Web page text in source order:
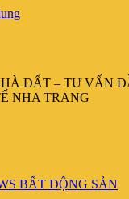
ĐẤT – TƯ VẤN
NHA TRANG
BẤT ĐỘNG SẢN